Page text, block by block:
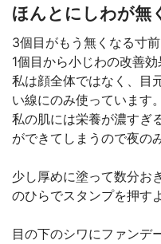
ほんとにしわが無
3個目がもう無くなる寸前
1個目から小じわの改善
私は顔全体ではなく、目
い線にのみ使っています。
私の肌には栄養が濃すぎ
ができてしまうので夜の
少し厚めに塗って数分お
のひらでスタンプを押す
目の下のシワにファンデ